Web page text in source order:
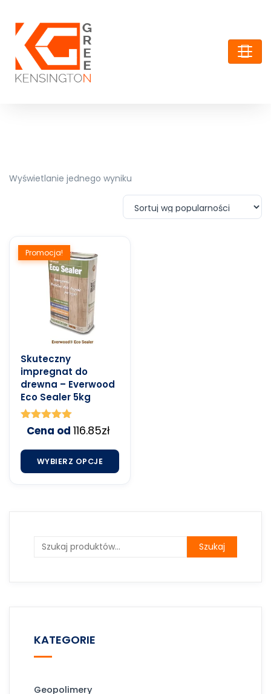
Wyświetlanie jednego wyniku
Promocja!
Skuteczny
impregnat do
drewna – Everwood
Eco Sealer 5kg
Oceniono
5.00
Cena od 116.85zł
WYBIERZ OPCJE
Szukaj
KATEGORIE
Geopolimery